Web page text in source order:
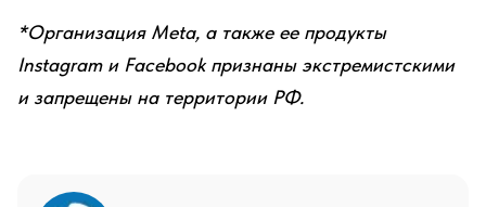
*Организация Meta, а также ее продукты
Instagram и Facebook признаны экстремистскими
и запрещены на территории РФ.